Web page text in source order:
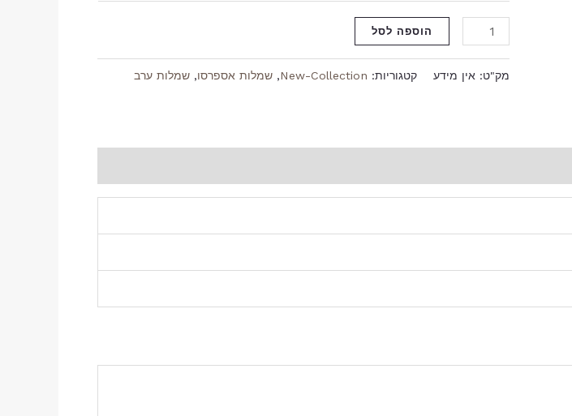
הוספה לסל
מק"ט: אין מידע קטגוריות: New-Collection
,שמלות אספרסו,שמלות ערב